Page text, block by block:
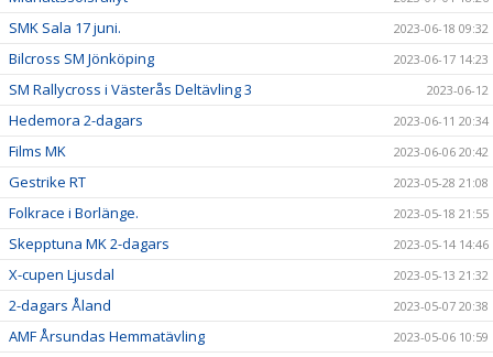
SMK Sala 17 juni. 2023-06-18 09:32
Bilcross SM Jönköping 2023-06-17 14:23
SM Rallycross i Västerås Deltävling 3 2023-06-12
Hedemora 2-dagars 2023-06-11 20:34
Films MK 2023-06-06 20:42
Gestrike RT 2023-05-28 21:08
Folkrace i Borlänge. 2023-05-18 21:55
Skepptuna MK 2-dagars 2023-05-14 14:46
X-cupen Ljusdal 2023-05-13 21:32
2-dagars Åland 2023-05-07 20:38
AMF Årsundas Hemmatävling 2023-05-06 10:59